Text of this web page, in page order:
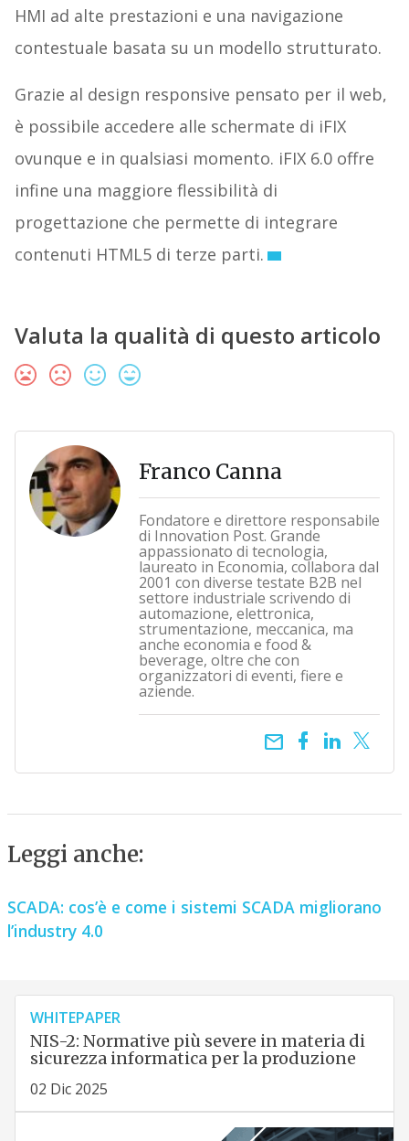
HMI ad alte prestazioni e una navigazione
contestuale basata su un modello strutturato.
Grazie al design responsive pensato per il web,
è possibile accedere alle schermate di iFIX
ovunque e in qualsiasi momento. iFIX 6.0 offre
infine una maggiore flessibilità di
progettazione che permette di integrare
contenuti HTML5 di terze parti.
Valuta la qualità di questo articolo
Franco Canna
Fondatore e direttore responsabile
di Innovation Post. Grande
appassionato di tecnologia,
laureato in Economia, collabora dal
2001 con diverse testate B2B nel
settore industriale scrivendo di
automazione, elettronica,
strumentazione, meccanica, ma
anche economia e food &
beverage, oltre che con
organizzatori di eventi, fiere e
aziende.
email
Leggi anche:
SCADA: cos’è e come i sistemi SCADA migliorano
l’industry 4.0
WHITEPAPER
NIS-2: Normative più severe in materia di
sicurezza informatica per la produzione
02 Dic 2025